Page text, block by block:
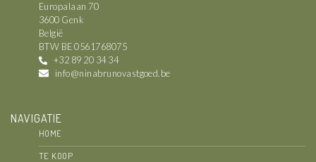
Europalaan 70
3600 Genk
België
BTW BE 0561768075
+32 89 20 34 34
info@ninabrunovastgoed.be
NAVIGATIE
HOME
TE KOOP